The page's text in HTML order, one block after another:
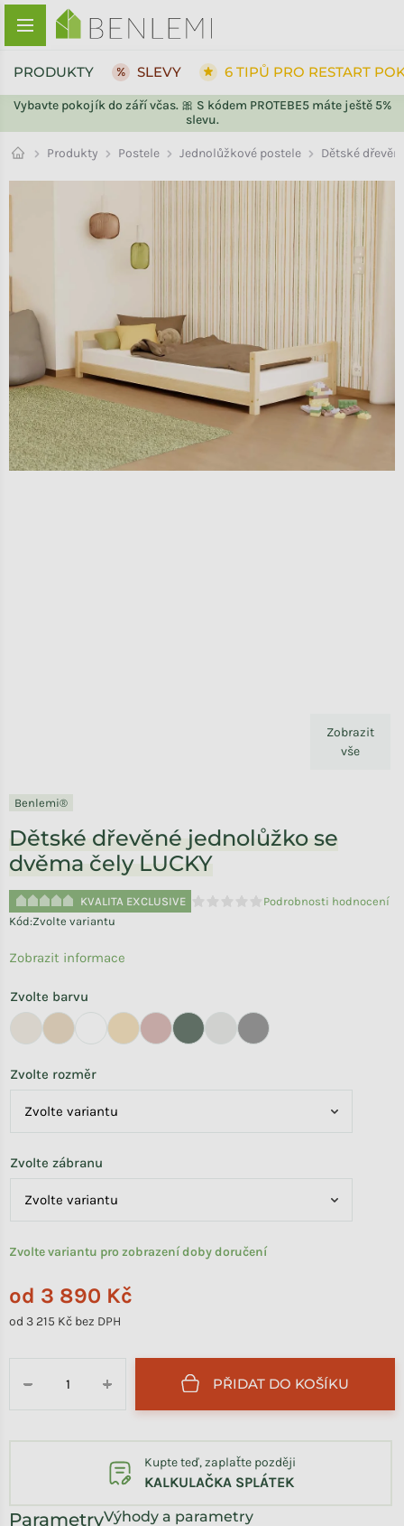
Přejít na obsah
Vybavte pokojík do září včas. 🎀 S kódem PROTEBE5 máte ještě 5%
slevu.
PRODUKTY SLEVY 6 TIPŮ PRO RESTART
Produkty Postele Jednolůžkové postele Dětské
Zobrazit
vše
Benlemi®
Dětské dřevěné jednolůžko se
dvěma čely LUCKY
KVALITA EXCLUSIVE
Průměrné hodnocení produktu
Podrobnosti hodnocení
Kód:Zvolte variantu
od 3 890 Kč
od 3 215 Kč bez DPH
Zvolte variantu pro zobrazení doby doručení
Zvolte barvu
Zvolte rozměr
Zvolte zábranu
+
− PŘIDAT DO KOŠÍKU
Výhody a parametry
Kupte teď, zaplaťte později
KALKULAČKA SPLÁTEK
Zobrazit informace
ZPĚT DO OBCHODU